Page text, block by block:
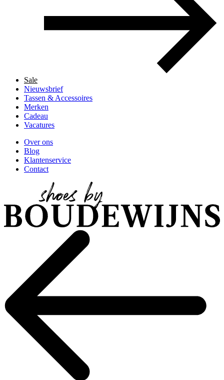
Sale
Nieuwsbrief
Tassen & Accessoires
Merken
Cadeau
Vacatures
Over ons
Blog
Klantenservice
Contact